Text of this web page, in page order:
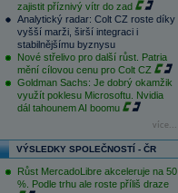
zajistit příznivý vítr do zad
Analytický radar: Colt CZ roste díky
vyšší marži, širší integraci i
stabilnějšímu byznysu
Nové střelivo pro další růst. Patria
mění cílovou cenu pro Colt CZ
Goldman Sachs: Je dobrý okamžik
využít poklesu Microsoftu. Nvidia
dál tahounem AI boomu
více...
VÝSLEDKY SPOLEČNOSTÍ - ČR
Růst MercadoLibre akceleruje na 50
%. Podle trhu ale roste příliš draze